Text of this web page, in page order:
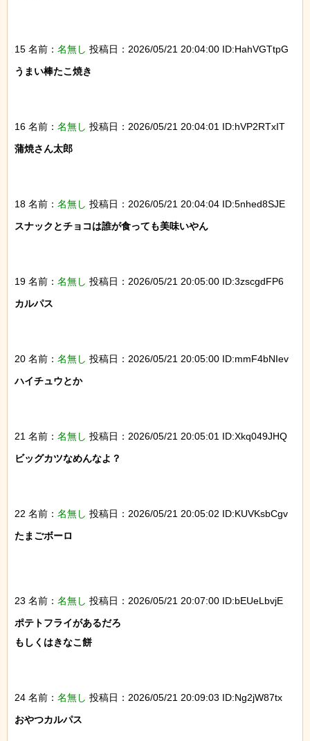
15 名前： 名無し 投稿日：2026/05/21 20:04:00 ID:HahVGTtpG
うまい棒たこ焼き
16 名前： 名無し 投稿日：2026/05/21 20:04:01 ID:hVP2RTxIT
蒲焼さん太郎
18 名前： 名無し 投稿日：2026/05/21 20:04:04 ID:5nhed8SJE
スナックとチョコは誰が食っても美味いやん
19 名前： 名無し 投稿日：2026/05/21 20:05:00 ID:3zscgdFP6
カルパス
20 名前： 名無し 投稿日：2026/05/21 20:05:00 ID:mmF4bNIev
ハイチュウとか
21 名前： 名無し 投稿日：2026/05/21 20:05:01 ID:Xkq049JHQ
ビッグカツなめんなよ？
22 名前： 名無し 投稿日：2026/05/21 20:05:02 ID:KUVKsbCgv
たまごボーロ
23 名前： 名無し 投稿日：2026/05/21 20:07:00 ID:bEUeLbvjE
ポテトフライがあるだろ
もしくはきなこ餅
24 名前： 名無し 投稿日：2026/05/21 20:09:03 ID:Ng2jW87tx
おやつカルパス